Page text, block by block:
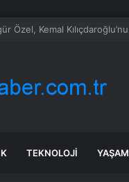
TEKNOLOJI YAŞAM